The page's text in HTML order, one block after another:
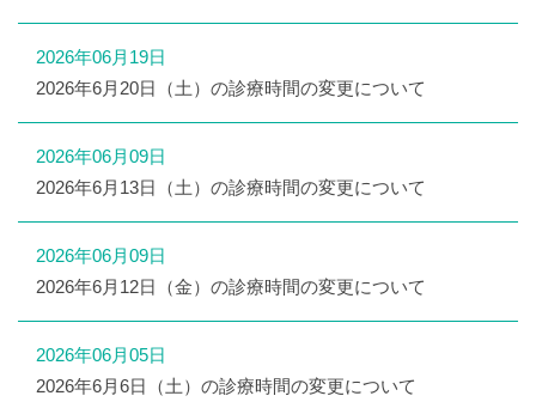
2026年06月19日
2026年6月20日（土）の診療時間の変更について
2026年06月09日
2026年6月13日（土）の診療時間の変更について
2026年06月09日
2026年6月12日（金）の診療時間の変更について
2026年06月05日
2026年6月6日（土）の診療時間の変更について